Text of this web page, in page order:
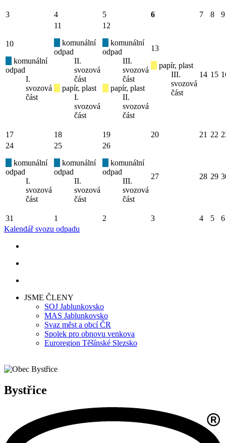
3 4 5 6 7 8 9
10
komunální
odpad
I.
svozová
část
11
komunální
odpad
II.
svozová
část
papír, plast
I.
svozová
část
12
komunální
odpad
III.
svozová
část
papír, plast
II.
svozová
část
13
papír, plast
III.
svozová
část
14 15
17 18 19 20 21 22
24
komunální
odpad
I.
svozová
část
25
komunální
odpad
II.
svozová
část
26
komunální
odpad
III.
svozová
část
27 28 29
31 1 2 3 4 5
6
Kalendář svozu odpadu
JSME ČLENY
SOJ Jablunkovsko
MAS Jablunkovsko
Svaz měst a obcí ČR
Spolek pro obnovu venkova
Euroregion Těšínské Slezsko
Bystřice